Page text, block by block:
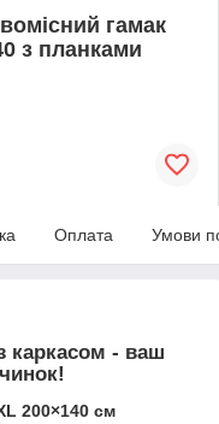
гамак
з планками
Оплата Умови
каркасом - ваш
200×140 см